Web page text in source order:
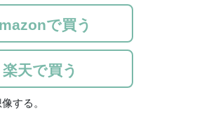
で買う
楽天で買う
する。